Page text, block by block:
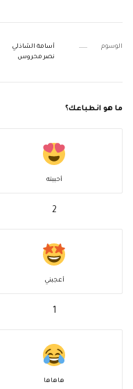
الوسوم أسامة الشاذلي
نصر محروس
ما هو انطباعك؟
أحببته
2
أعجبني
1
هاهاها